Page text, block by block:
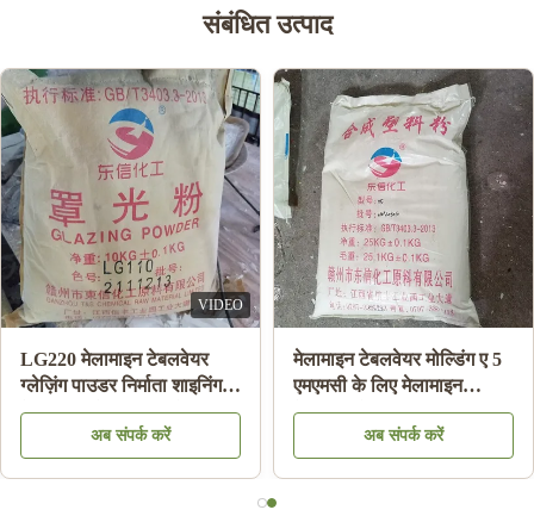
संबंधित उत्पाद
VIDEO
LG220 मेलामाइन टेबलवेयर
ग्लेज़िंग पाउडर निर्माता शाइनिंग
मेलामाइन प्लेट एचएस कोड
39092000 . के लिए
अब संपर्क करें
मेलामाइन टेबलवेयर मोल्डिंग ए 5
एमएमसी के लिए मेलामाइन
केमिकल मोल्डिंग राल सामग्री
अब संपर्क करें